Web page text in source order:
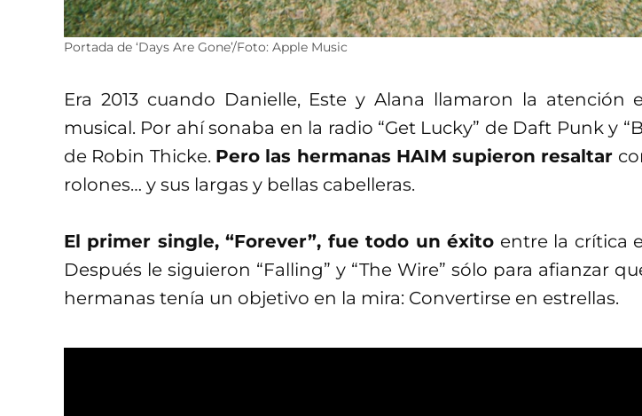
Portada de ‘Days Are Gone’/Foto: Apple Music
Era 2013 cuando Danielle, Este y Alana llamaron la atención
musical. Por ahí sonaba en la radio “Get Lucky” de Daft Punk y
de Robin Thicke. Pero las hermanas HAIM supieron resaltar
rolones… y sus largas y bellas cabelleras.
El primer single, “Forever”, fue todo un éxito entre la crítica
Después le siguieron “Falling” y “The Wire” sólo para afianzar
hermanas tenía un objetivo en la mira: Convertirse en estrellas.